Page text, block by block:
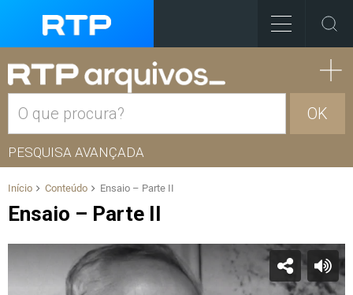
OK
PESQUISA AVANÇADA
Início Conteúdo Ensaio – Parte II
Ensaio – Parte II